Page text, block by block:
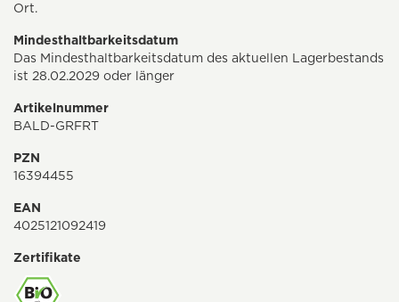
Ort.
Mindesthaltbarkeitsdatum
Das Mindesthaltbarkeitsdatum des aktuellen Lagerbestands
ist 28.02.2029 oder länger
Artikelnummer
BALD-GRFRT
PZN
16394455
EAN
4025121092419
Zertifikate